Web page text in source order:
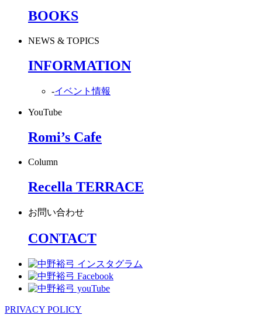
BOOKS
NEWS & TOPICS
INFORMATION
-イベント情報
YouTube
Romi’s Cafe
Column
Recella TERRACE
お問い合わせ
CONTACT
PRIVACY POLICY